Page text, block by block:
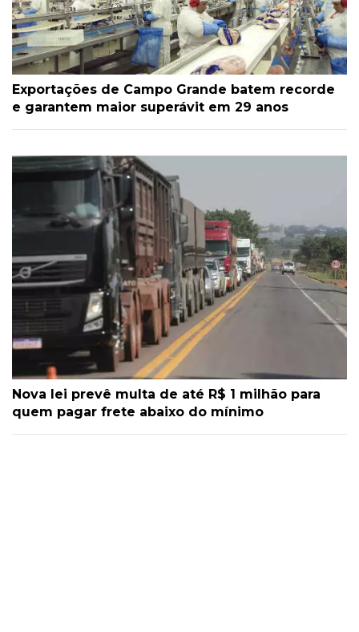
Exportações de Campo Grande batem recorde
e garantem maior superávit em 29 anos
Nova lei prevê multa de até R$ 1 milhão para
quem pagar frete abaixo do mínimo